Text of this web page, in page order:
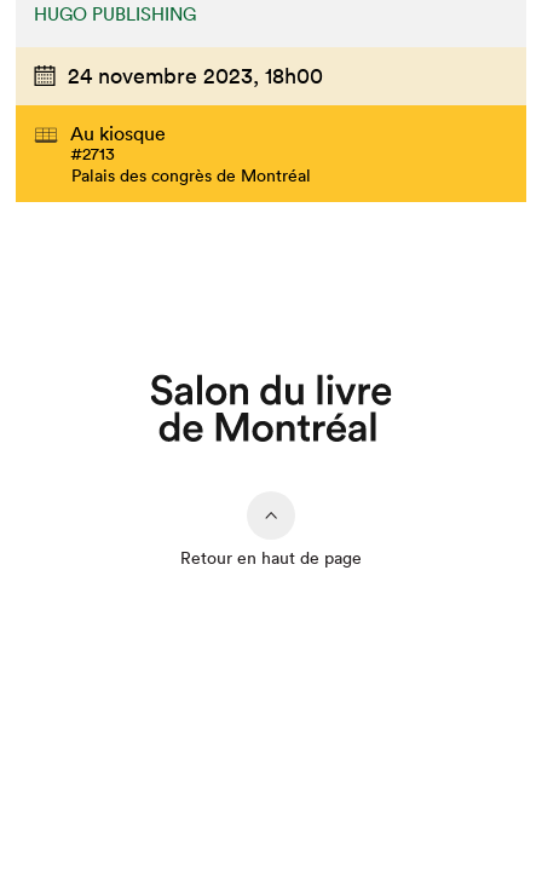
Que cherchez-vous?
HUGO PUBLISHING
24 novembre 2023, 18h00
Au kiosque
#2713
Palais des congrès de Montréal
Retour en haut de page